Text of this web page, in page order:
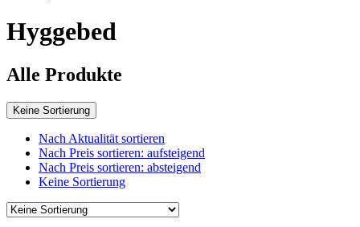
Hyggebed
Alle Produkte
Keine Sortierung
Nach Aktualität sortieren
Nach Preis sortieren: aufsteigend
Nach Preis sortieren: absteigend
Keine Sortierung